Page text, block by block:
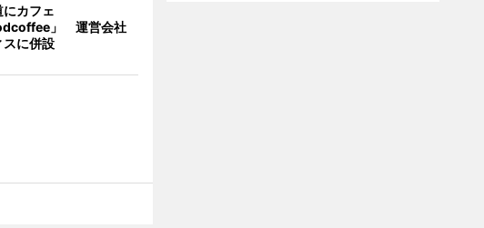
にカフェ
」 運営会社
スに併設